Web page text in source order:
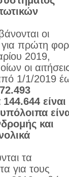
οι
για πρώτη
2019,
οι
1/1/2019
είναι
και
τα
για τους